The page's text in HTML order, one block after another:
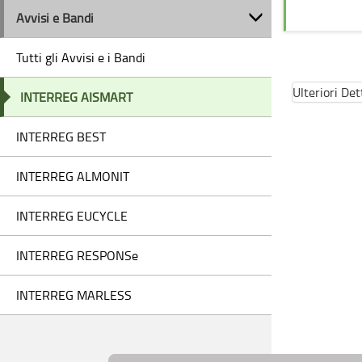
Avvisi e Bandi
Tutti gli Avvisi e i Bandi
INTERREG AISMART
INTERREG BEST
INTERREG ALMONIT
INTERREG EUCYCLE
INTERREG RESPONSe
INTERREG MARLESS
Ulteriori